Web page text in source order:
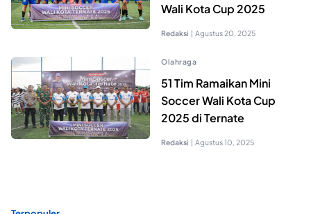
Wali Kota Cup 2025
Redaksi | Agustus 20, 2025
Olahraga
51 Tim Ramaikan Mini
Soccer Wali Kota Cup
2025 di Ternate
Redaksi | Agustus 10, 2025